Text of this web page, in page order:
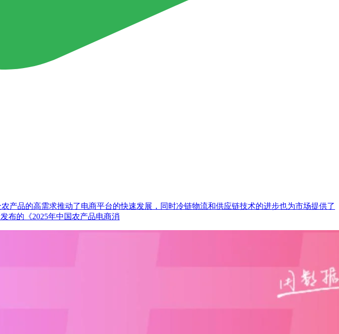
品的高需求推动了电商平台的快速发展，同时冷链物流和供应链技术的进步也为市场提供了
布的《2025年中国农产品电商消